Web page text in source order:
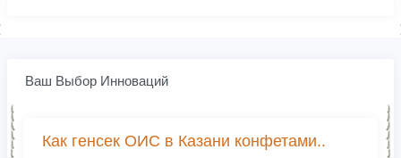
Ваш Выбор Инноваций
Как генсек ОИС в Казани конфетами..